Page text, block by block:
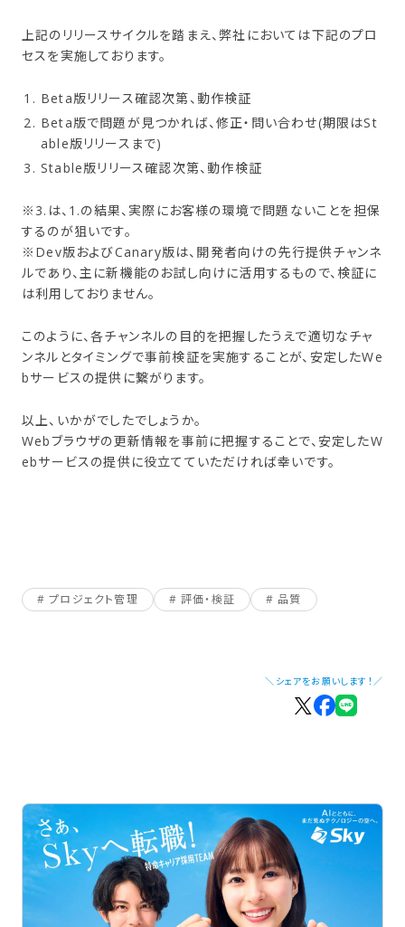
上記のリリースサイクルを踏まえ、弊社においては下記のプロ
セスを実施しております。
Beta版リリース確認次第、動作検証
Beta版で問題が見つかれば、修正・問い合わせ(期限はSt
able版リリースまで)
Stable版リリース確認次第、動作検証
※3.は、1.の結果、実際にお客様の環境で問題ないことを担保
するのが狙いです。
※Dev版およびCanary版は、開発者向けの先行提供チャンネ
ルであり、主に新機能のお試し向けに活用するもので、検証に
は利用しておりません。
このように、各チャンネルの目的を把握したうえで適切なチャ
ンネルとタイミングで事前検証を実施することが、安定したWe
bサービスの提供に繋がります。
以上、いかがでしたでしょうか。
Webブラウザの更新情報を事前に把握することで、安定したW
ebサービスの提供に役立てていただければ幸いです。
プロジェクト管理 評価・検証 品質
＼シェアをお願いします！／